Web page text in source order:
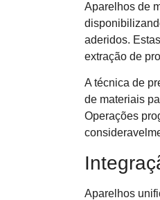
Aparelhos de
aderidos.
extração de
A técnica de
de materiais
Operações
Aparelhos